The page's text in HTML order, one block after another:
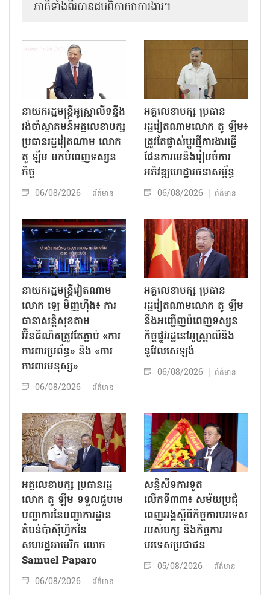
ភាគីទាំងពីរបានជួបពិភាក្សាការងារ​។
នាយករដ្ឋមន្ត្រីអូស្ត្រាលីទន្ទឹង
រង់ចាំស្វាគមន៍អគ្គលេខាបក្ស
ប្រធានរដ្ឋវៀតណាម លោក
តូ ឡឹម មកបំពេញទស្សន
កិច្ច
06/08/2026 ព័ត៌មាន
អគ្គលេខាបក្ស ប្រធាន
រដ្ឋវៀតណាមលោក តូ ឡឹម៖
ត្រូវតែផ្លាស់ប្ដូរថ្មីការងារធ្វើ
ផែនការមេនិងរៀបចំការ
អភិវឌ្ឍហេដ្ឋារចនាសម្ព័ន្ធ
06/08/2026 ព័ត៌មាន
នាយករដ្ឋមន្ត្រីវៀតណាម
លោក ឡេ មិញហ៊ឹង៖ ការ
ធានាសន្តិសុខតាម
អ៊ីនធឺណិតត្រូវតែភ្ជាប់ «ការ
ការពារប្រព័ន្ធ» និង «ការ
ការពារមនុស្ស»
06/08/2026 ព័ត៌មាន
អគ្គលេខាបក្ស ប្រធាន
រដ្ឋវៀតណាមលោក តូ ឡឹម
នឹងអញ្ជើញបំពេញទស្សន
កិច្ចផ្លូវរដ្ឋនៅអូស្ត្រាលីនិង
នូវែលសេឡង់
06/08/2026 ព័ត៌មាន
អគ្គលេខាបក្ស ប្រធានរដ្ឋ
លោក តូ ឡឹម ទទួលជួបមេ
បញ្ជាការនៃបញ្ជាការដ្ឋាន
តំបន់ប៉ាស៊ីហ្វិកនៃ
សហរដ្ឋអាមេរិក លោក
Samuel Paparo
06/08/2026 ព័ត៌មាន
សន្និសីទការទូត
លើកទី៣៣៖ សម័យប្រជុំ
ពេញអង្គស្តីពីកិច្ច​ការបរទេស
របស់​បក្ស និងកិច្ច​ការ
បរទេសប្រជាជន
05/08/2026 ព័ត៌មាន